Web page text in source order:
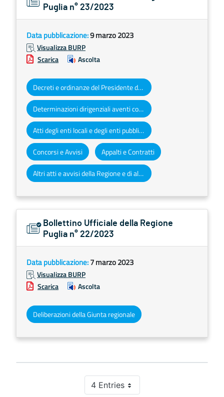
Puglia n° 23/2023
Data pubblicazione:9 marzo 2023
Visualizza BURP
Scarica
Ascolta
Decreti e ordinanze del Presidente della Giunta regionale
Determinazioni dirigenziali aventi contenuto di interesse generale
Atti degli enti locali e degli enti pubblici e privati
Concorsi e Avvisi Appalti e Contratti
Altri atti e avvisi della Regione e di altri enti pubblici che interessano la collettività regionale
Bollettino Ufficiale della Regione
Puglia n° 22/2023
Data pubblicazione:7 marzo 2023
Visualizza BURP
Scarica
Ascolta
Deliberazioni della Giunta regionale
4 EntriesPer Page